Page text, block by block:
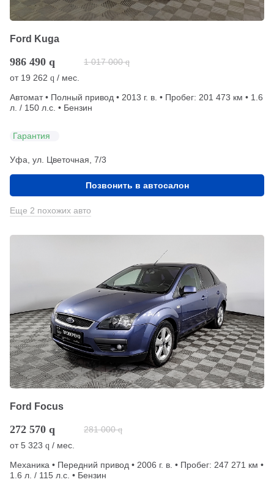
Ford Kuga
986 490 q 1 017 000 q
от 19 262 q / мес.
Автомат • Полный привод • 2013 г. в. • Пробег: 201 473 км • 1.6
л. / 150 л.с. • Бензин
Гарантия
Уфа, ул. Цветочная, 7/3
Позвонить в автосалон
Еще 2 похожих авто
Ford Focus
272 570 q 281 000 q
от5 323 q / мес.
Механика • Передний привод • 2006 г. в. • Пробег: 247 271 км •
1.6 л. / 115 л.с. • Бензин